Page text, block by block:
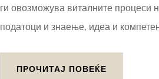
ги овозможува виталните процеси
податоци и знаење, идеа и
ПРОЧИТАЈ ПОВЕЌЕ